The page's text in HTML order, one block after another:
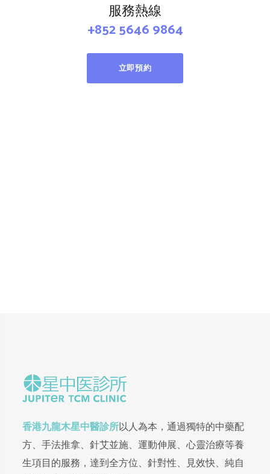
服務熱線
+852 5646 9864
立即預約
香港九龍木星中醫診所以人為本，通過獨特的中藥配
方、手法推拿、針艾並施、運動伸展、心靈治療等養
生項目的服務，達到全方位、針對性、見效快、純自